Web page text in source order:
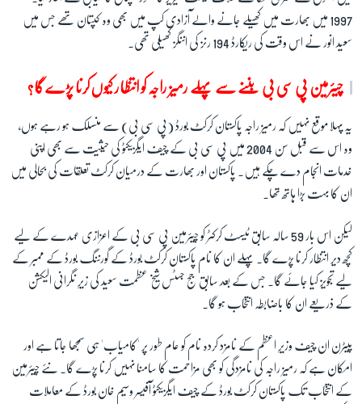
1997 میں بھارت میں کھیلے جانے والے آزادی کپ میں بھی وہ کپتان تھے جس میں
سعید انور نے اس وقت کی ریکارڈ 194 رنز کی اننگز کھیلی تھی۔
چیئرمین پی سی بی بننے سے پہلے رمیز راجہ کو انتظار کیوں کرنا پڑے گا؟
یہ پہلا موقع نہیں کہ رمیز راجہ پاکستان کرکٹ بورڈ (پی سی بی) سے منسلک ہو رہے ہوں،
وہ اس سے قبل سن 2004 میں پی سی بی کے چیف ایگزیکٹو کی حیثیت سے بھی اپنی
خدمات انجام دے چکے ہیں۔ پاکستان اور بھارت کے درمیان کرکٹ تعلقات کی بحالی میں
ان کا بہت بڑا ہاتھ تھا۔
لیکن اس بار 59 سالہ سابق ٹیسٹ کرکٹر کو چیئرمین پی سی بی کے اعزازی عہدے کے لیے
کچھ دیر انتظار کرنا پڑے گا۔ پہلے ان کا نام پاکستان کرکٹ بورڈ کے گورننگ بورڈ کے ممبر کے
لیے تجویز کیا جائے گا۔ جس کے بعد سابق جج جسٹس شیخ عظمت سعید کی زیرِ نگرانی الیکشن
کے ذریعے ان کا باضابطہ انتخاب ہو گا۔
پیٹرن ان چیف وزیرِ اعظم کے نامزد کردہ نام کو عام طور پر 'کامیاب' ہی سمجھا جاتا ہے اور
امکان ہے کہ رمیز راجہ کی نامزدگی کو بھی مزاحمت کا سامنا نہیں کرنا پڑے گا۔ نئے چیئرمین
کے انتخاب تک پاکستان کرکٹ بورڈ کے چیف ایگزیکٹو آفیسر وسیم خان بورڈ کے معاملات